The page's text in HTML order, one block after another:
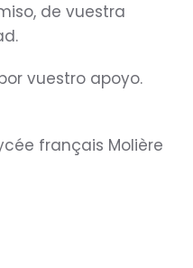
de vuestra
vuestro apoyo.
français Molière